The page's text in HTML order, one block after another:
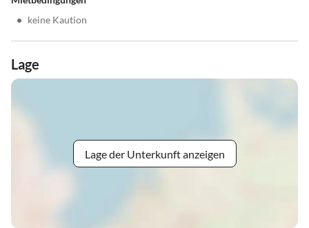
• keine Kaution
Lage
Lage der Unterkunft anzeigen